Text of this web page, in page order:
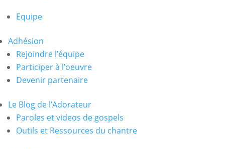
Equipe
Adhésion
Rejoindre l’équipe
Participer à l’oeuvre
Devenir partenaire
Le Blog de l’Adorateur
Paroles et videos de gospels
Outils et Ressources du chantre